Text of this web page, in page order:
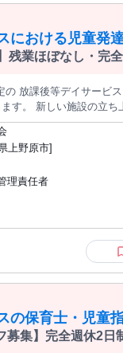
社～） まずは、現
きましょう。 この試行錯誤
。 一番不安を抱えて
高め、 保育士としての専門性を高めて
能性を どこまでも広げていけますよ♪ ◤￣
を形にす
既存のルール
￣￣￣￣￣￣￣￣￣￣￣ 最後に… ✨一緒に働くあな
を創り
場所が、私たち 『社
します。 あなたは
新しい挑戦をしたいと考
における児童発
残業ほぼなし・完
の 放課後等デイサービ
り添った支援を実
ため、 これまでの経験や資格を活かし、
援計画の作成・管理、 利用児童や保護者との
スタッフへの助言・指導、
。 【休日】 完全週休2日
り、 仕事と私生活の両立
・資格手当を含みま
度ありと、 安心して長く勤
したあたたかな施設を一緒に
資格と経験を活かしてご活躍いただける方のご
上野原市]
理責任者
の保育士・児童
募集】完全週休2